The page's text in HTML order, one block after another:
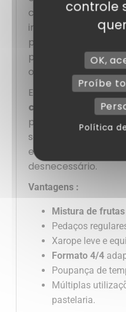
cozinha, sobretudo
intensos. Quer seja
preparações em
produto integra-se
organização dos
Em resumo, este
conserva
é um
polivalente.
sobremesas
e sempre
desnecessário.
Vantagens :
Mistura de frutas
Pedaços
Xarope leve e
Formato 4/4
Poupança de
Múltiplas
pastelaria.
controle
OK,
Proíbe
Política